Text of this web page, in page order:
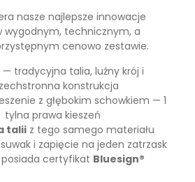
nasze najlepsze innowacje
wygodnym, technicznym, a
cenowo zestawie.
— tradycyjna talia, luźny krój i
konstrukcja
z głębokim schowkiem — 1
tylna prawa kieszeń
taliiz tego samego materiału
i zapięcie na jeden zatrzask
posiada certyfikat Bluesign®